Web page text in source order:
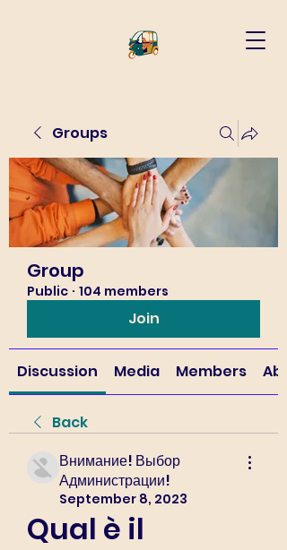
Groups
Group
Public · 104 members
Join
Discussion Media Members
Back
Внимание! Выбор
Администрации!
September 8, 2023
Qual è il